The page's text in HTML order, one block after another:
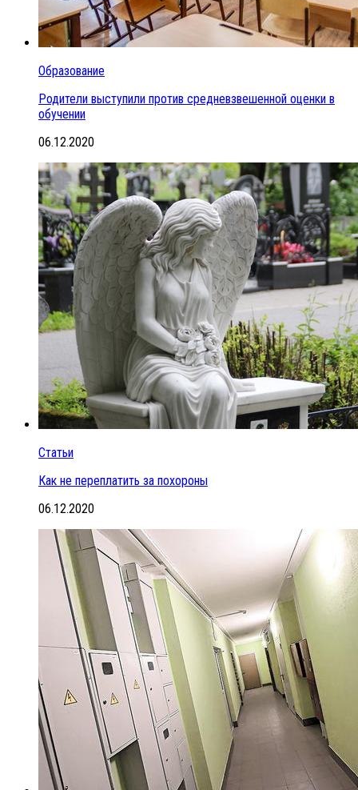
Образование
Родители выступили против средневзвешенной оценки в
обучении
06.12.2020
Статьи
Как не переплатить за похороны
06.12.2020